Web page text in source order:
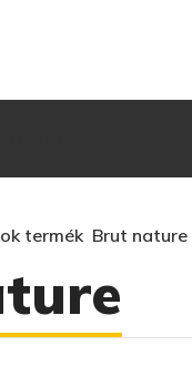
termék Brut nature